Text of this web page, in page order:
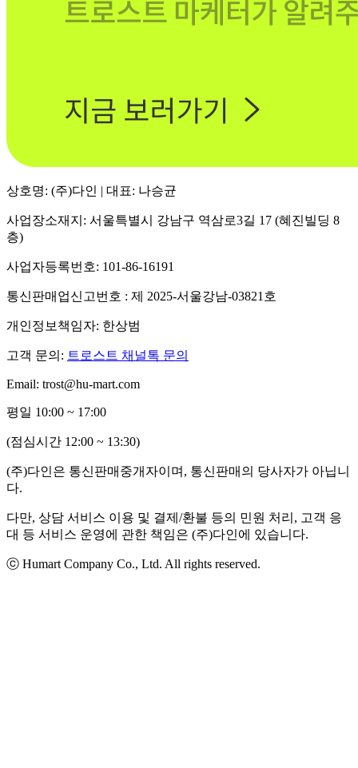
상호명: (주)다인 | 대표: 나승균
사업장소재지: 서울특별시 강남구 역삼로3길 17 (혜진빌딩 8
층)
사업자등록번호: 101-86-16191
통신판매업신고번호 : 제 2025-서울강남-03821호
개인정보책임자: 한상범
고객 문의: 트로스트 채널톡 문의
Email: trost@hu-mart.com
평일 10:00 ~ 17:00
(점심시간 12:00 ~ 13:30)
(주)다인은 통신판매중개자이며, 통신판매의 당사자가 아닙니
다.
다만, 상담 서비스 이용 및 결제/환불 등의 민원 처리, 고객 응
대 등 서비스 운영에 관한 책임은 (주)다인에 있습니다.
ⓒ Humart Company Co., Ltd. All rights reserved.